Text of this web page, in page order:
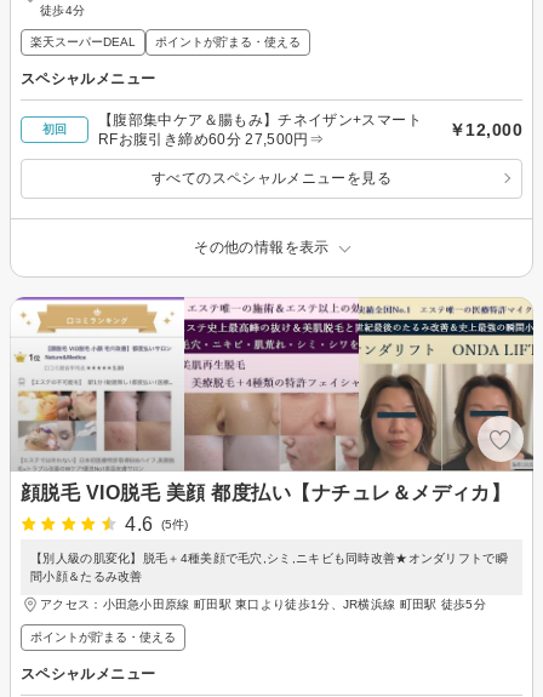
徒歩4分
楽天スーパーDEAL ポイントが貯まる・使える
スペシャルメニュー
初回
【腹部集中ケア＆腸もみ】チネイザン+スマート
RFお腹引き締め60分 27,500円⇒
￥12,000
すべてのスペシャルメニューを見る
その他の情報を表示
顔脱毛 VIO脱毛 美顔 都度払い【ナチュレ＆メディカ】
4.6
(5件)
【別人級の肌変化】脱毛＋4種美顔で毛穴,シミ,ニキビも同時改善★オンダリフトで瞬
間小顔＆たるみ改善
アクセス：小田急小田原線 町田駅 東口より徒歩1分、JR横浜線 町田駅 徒歩5分
ポイントが貯まる・使える
スペシャルメニュー